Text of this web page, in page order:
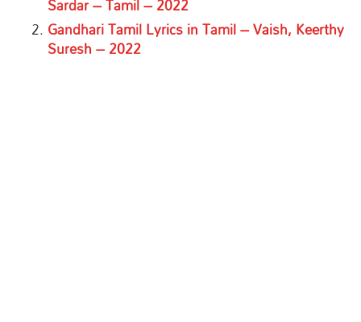
Sardar – Tamil – 2022
Gandhari Tamil Lyrics in Tamil – Vaish, Keerthy
Suresh – 2022